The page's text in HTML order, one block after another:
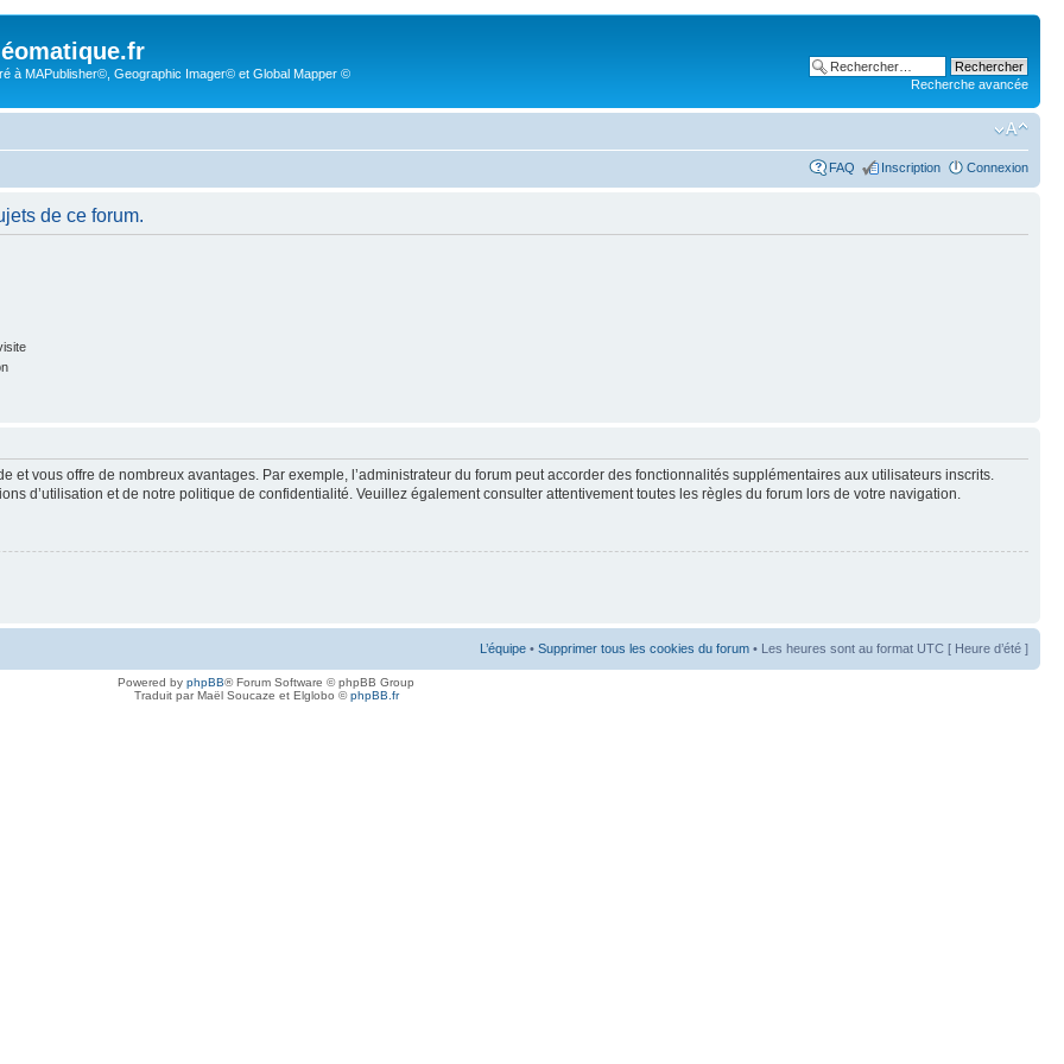
à MAPublisher©, Geographic Imager© et Global Mapper ©
Recherche avancée
FAQ Inscription Connexion
de ce forum.
et vous offre de nombreux avantages. Par exemple, l’administrateur du forum peut accorder des fonctionnalités supplémentaires aux utilisateurs inscrits.
d’utilisation et de notre politique de confidentialité. Veuillez également consulter attentivement toutes les règles du forum lors de votre navigation.
L’équipe • Supprimer tous les cookies du forum • Les heures sont au format UTC [ Heure d’été ]
Powered by phpBB® Forum Software © phpBB Group
Traduit par Maël Soucaze et Elglobo ©phpBB.fr